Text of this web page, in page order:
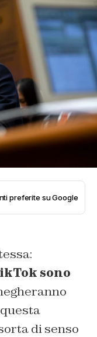
preferite su Google
sono
di senso